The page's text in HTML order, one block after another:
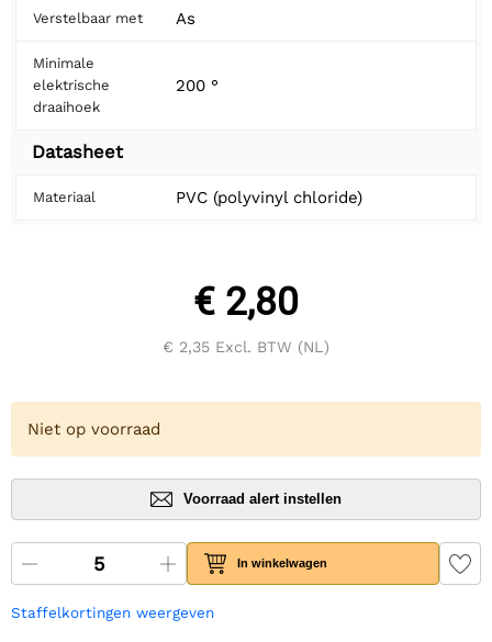
Verstelbaar met As
Minimale
elektrische
draaihoek
200 °
Datasheet
Materiaal PVC (polyvinyl chloride)
€ 2,80
€ 2,35 Excl. BTW (NL)
Niet op voorraad
Voorraad alert instellen
In winkelwagen
Staffelkortingen weergeven